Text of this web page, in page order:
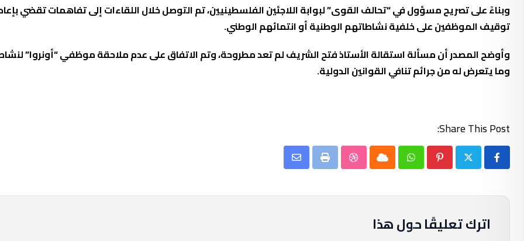
وبناءً على تصريح مسؤول في “تحالف القوى” لبوابة اللاجئين الفلسطينيين، تم التوصل خلال اللقاءات إلى تفاهمات تقضي
توقيف الموظفين على خلفية نشاطاتهم الوطنية أو انتمائهم الوطني.
وأوضح المصدر أن مسألة استقالة الأستاذ فتح الشريف لم تعد مطروحة، وتم الاتفاق على عدم ملاحقة موظفي “أونروا”
وما يتعرض له من جرائم تنافي القوانين الدولية.
Share This Post:
Pinterest
Whatsapp
Cloud
StumbleUpon
Print
Share
Email
اترك تعليقًا حول هذا